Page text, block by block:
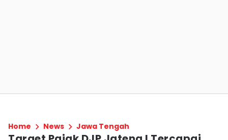
Home News Jawa Tengah